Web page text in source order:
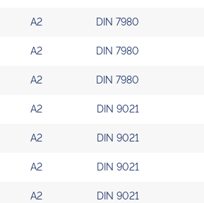
А2 DIN 7980
А2 DIN 7980
А2 DIN 7980
А2 DIN 9021
А2 DIN 9021
А2 DIN 9021
А2 DIN 9021